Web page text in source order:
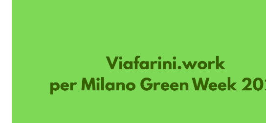
Milano Green Week
2026